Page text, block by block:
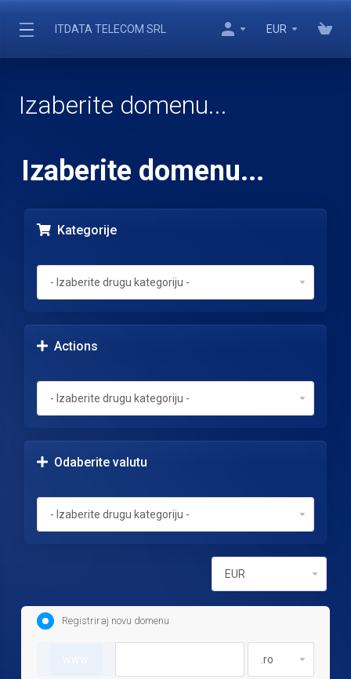
ITDATA TELECOM SRL EUR
Izaberite domenu...
Izaberite domenu...
Kategorije
Actions
Odaberite valutu
Registriraj novu domenu